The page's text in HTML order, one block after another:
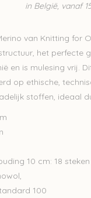
in België, vanaf
van Knitting for
het perfecte
en is mulesing vrij.
op ethische,
stoffen, ideaal
10 cm: 18
100